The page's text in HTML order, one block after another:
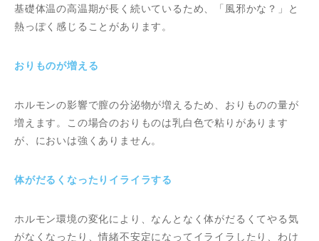
基礎体温の高温期が長く続いているため、「風邪かな？」と
熱っぽく感じることがあります。
おりものが増える
ホルモンの影響で膣の分泌物が増えるため、おりものの量が
増えます。この場合のおりものは乳白色で粘りがあります
が、においは強くありません。
体がだるくなったりイライラする
ホルモン環境の変化により、なんとなく体がだるくてやる気
がなくなったり、情緒不安定になってイライラしたり、わけ